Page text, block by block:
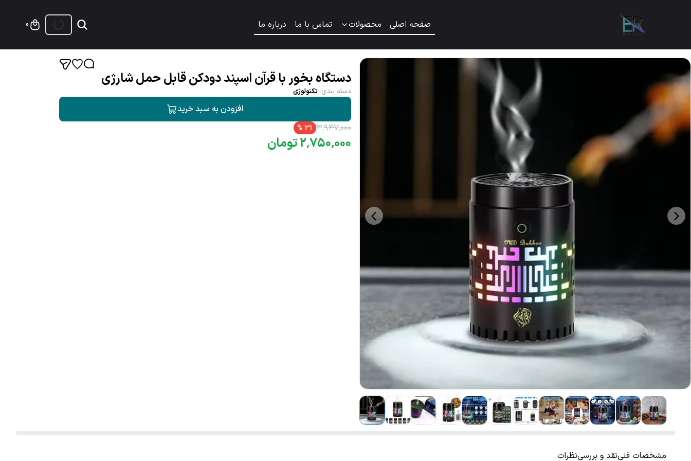
صفحه اصلی محصولات تماس با ما درباره ما 0
دستگاه بخور با قرآن اسپند دودکن قابل حمل شارژی
دسته بندی: تکنولوژی
افزودن به سبد خرید
۳٬۹۴۷٬۰۰۰ 31
%
۲٬۷۵۰٬۰۰۰ تومان
مشخصات فنینقد و بررسینظرات